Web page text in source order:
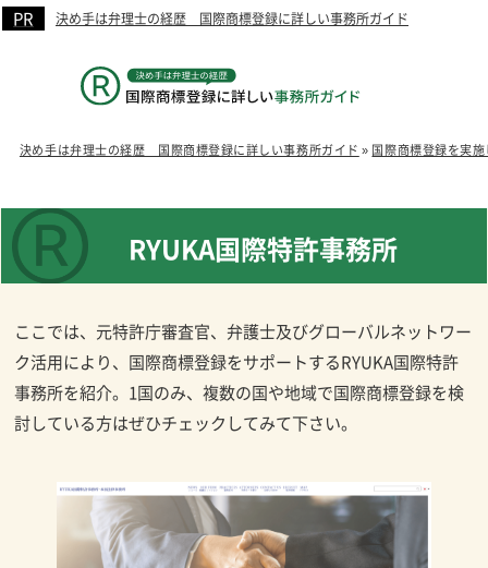
決め手は弁理士の経歴 国際商標登録に詳しい事務所ガイド
決め手は弁理士の経歴 国際商標登録に詳しい事務所ガイド » 国際商標登録を実
RYUKA国際特許事務所
ここでは、元特許庁審査官、弁護士及びグローバルネットワー
ク活用により、国際商標登録をサポートするRYUKA国際特許
事務所を紹介。1国のみ、複数の国や地域で国際商標登録を検
討している方はぜひチェックしてみて下さい。